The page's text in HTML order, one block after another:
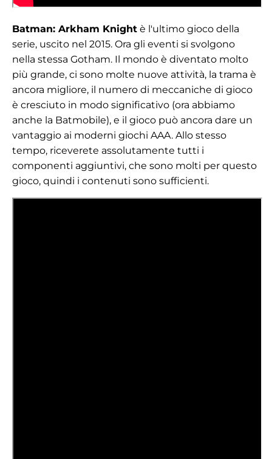
Batman: Arkham Knight è l'ultimo gioco della
serie, uscito nel 2015. Ora gli eventi si svolgono
nella stessa Gotham. Il mondo è diventato molto
più grande, ci sono molte nuove attività, la trama è
ancora migliore, il numero di meccaniche di gioco
è cresciuto in modo significativo (ora abbiamo
anche la Batmobile), e il gioco può ancora dare un
vantaggio ai moderni giochi AAA. Allo stesso
tempo, riceverete assolutamente tutti i
componenti aggiuntivi, che sono molti per questo
gioco, quindi i contenuti sono sufficienti.